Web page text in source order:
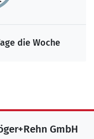
die Woche
GmbH